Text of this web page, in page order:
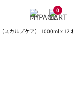
0
スカルプケア） 1000ml x 12